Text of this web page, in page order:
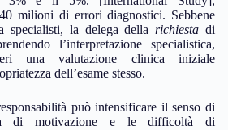
milioni di errori diagnostici. Sebbene
specialisti, la delega dellarichiesta di
l’interpretazione specialistica,
una valutazione clinica iniziale
dell’esame stesso.
può intensificare il senso di
di motivazione e le difficoltà di